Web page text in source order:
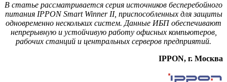
В статье рассматривается серия источников бесперебойного
питания IPPON Smart Winner II, приспособленных для защиты
одновременно нескольких систем. Данные ИБП обеспечивают
непрерывную и устойчивую работу офисных компьютеров,
рабочих станций и центральных серверов предприятий.
IPPON, г. Москва